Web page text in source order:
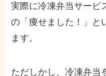
実際に冷凍弁当サービ
の「痩せました！」と
ます。
ただしかし、冷凍弁当